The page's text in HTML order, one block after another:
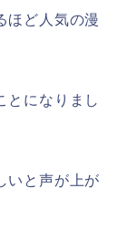
ほど人気の漫
とになりまし
いと声が上が